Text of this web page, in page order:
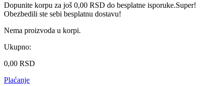
Dopunite korpu za još 0,00 RSD do besplatne isporuke.Super!
Obezbedili ste sebi besplatnu dostavu!
Nema proizvoda u korpi.
Ukupno:
0,00 RSD
Plaćanje